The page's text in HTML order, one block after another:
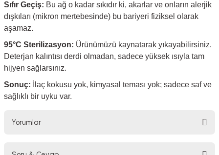
Sıfır Geçiş: Bu ağ o kadar sıkıdır ki, akarlar ve onların alerjik
dışkıları (mikron mertebesinde) bu bariyeri fiziksel olarak
aşamaz.
95°C Sterilizasyon: Ürünümüzü kaynatarak yıkayabilirsiniz.
Deterjan kalıntısı derdi olmadan, sadece yüksek ısıyla tam
hijyen sağlarsınız.
Sonuç: İlaç kokusu yok, kimyasal teması yok; sadece saf ve
sağlıklı bir uyku var.
Yorumlar